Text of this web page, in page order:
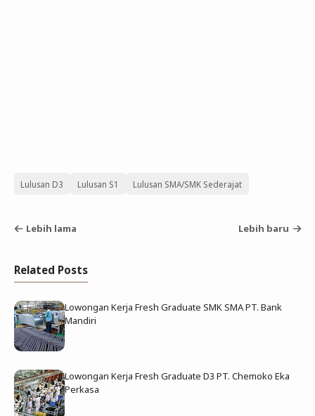
Lulusan D3 Lulusan S1 Lulusan SMA/SMK Sederajat
Lebih lama Lebih baru
Related Posts
Lowongan Kerja Fresh Graduate SMK SMA PT. Bank
Mandiri
Lowongan Kerja Fresh Graduate D3 PT. Chemoko Eka
Perkasa